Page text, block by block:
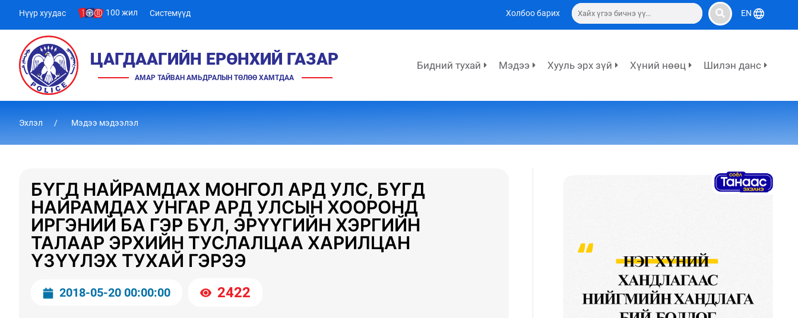
Нүүр хуудас 100 жил Системүүд Холбоо барих EN
ЦАГДААГИЙН ЕРӨНХИЙ ГАЗАР
АМАР ТАЙВАН АМЬДРАЛЫН ТӨЛӨӨ ХАМТДАА
Бидний тухай Мэдээ Хууль эрх зүй Хүний нөөц Шилэн данс
Эхлэл Мэдээ мэдээлэл
БҮГД НАЙРАМДАХ МОНГОЛ АРД УЛС, БҮГД
НАЙРАМДАХ УНГАР АРД УЛСЫН ХООРОНД
ИРГЭНИЙ БА ГЭР БҮЛ, ЭРҮҮГИЙН ХЭРГИЙН
ТАЛААР ЭРХИЙН ТУСЛАЛЦАА ХАРИЛЦАН
ҮЗҮҮЛЭХ ТУХАЙ ГЭРЭЭ
2018-05-20 00:00:00 2422